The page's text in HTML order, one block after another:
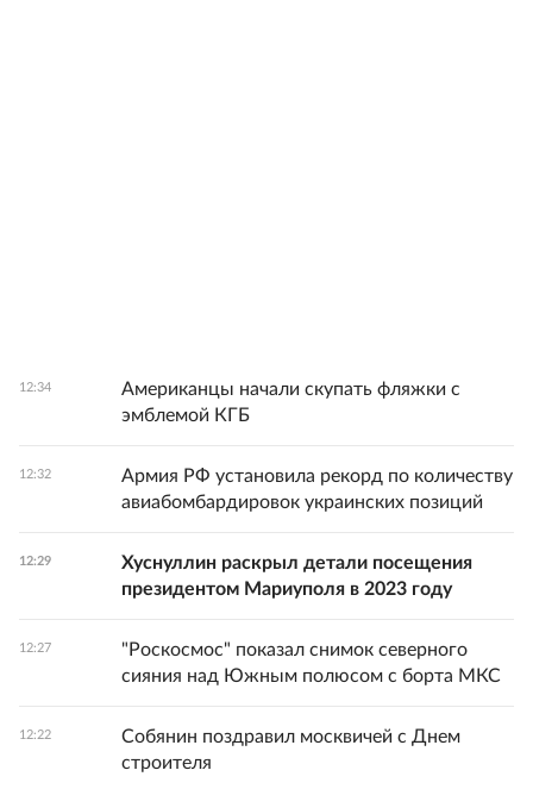
12:34
Американцы начали скупать фляжки с
эмблемой КГБ
12:32
Армия РФ установила рекорд по количеству
авиабомбардировок украинских позиций
12:29
Хуснуллин раскрыл детали посещения
президентом Мариуполя в 2023 году
12:27
"Роскосмос" показал снимок северного
сияния над Южным полюсом с борта МКС
12:22
Собянин поздравил москвичей с Днем
строителя